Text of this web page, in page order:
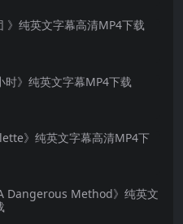
》纯英文字幕高清MP4下载
时》纯英文字幕MP4下载
》纯英文字幕高清MP4下
Dangerous Method》纯英文